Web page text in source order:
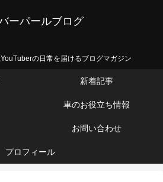
ーパールブログ
の日常を届けるブログマガジン
新着記事
車のお役立ち情報
お問い合わせ
プロフィール